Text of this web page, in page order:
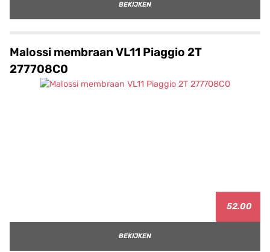
BEKIJKEN
Malossi membraan VL11 Piaggio 2T
277708C0
52.00
BEKIJKEN